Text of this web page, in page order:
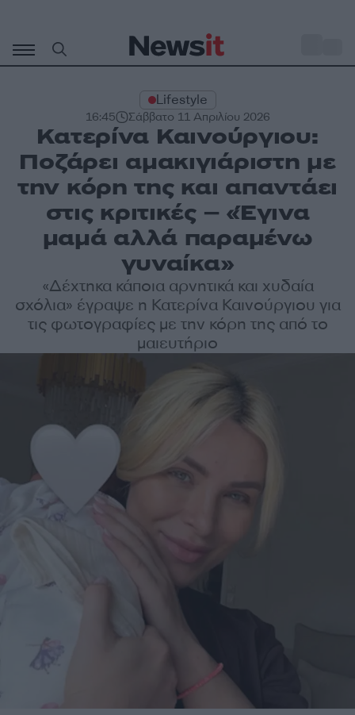
περιεχόμενο
Lifestyle
16:45 Σάββατο 11 Απριλίου 2026
Κατερίνα Καινούργιου:
Ποζάρει αμακιγιάριστη με
την κόρη της και απαντάει
στις κριτικές – «Έγινα
μαμά αλλά παραμένω
γυναίκα»
«Δέχτηκα κάποια αρνητικά και χυδαία
σχόλια» έγραψε η Κατερίνα Καινούργιου για
τις φωτογραφίες με την κόρη της από το
μαιευτήριο